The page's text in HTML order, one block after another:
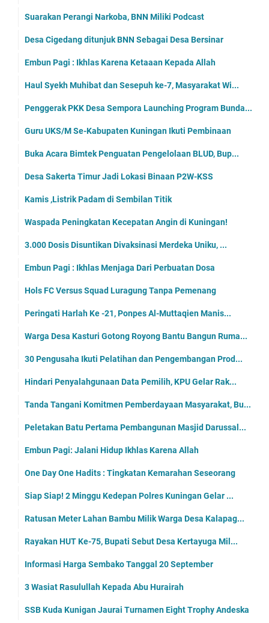
Suarakan Perangi Narkoba, BNN Miliki Podcast
Desa Cigedang ditunjuk BNN Sebagai Desa Bersinar
Embun Pagi : Ikhlas Karena Ketaaan Kepada Allah
Haul Syekh Muhibat dan Sesepuh ke-7, Masyarakat Wi...
Penggerak PKK Desa Sempora Launching Program Bunda...
Guru UKS/M Se-Kabupaten Kuningan Ikuti Pembinaan
Buka Acara Bimtek Penguatan Pengelolaan BLUD, Bup...
Desa Sakerta Timur Jadi Lokasi Binaan P2W-KSS
Kamis ,Listrik Padam di Sembilan Titik
Waspada Peningkatan Kecepatan Angin di Kuningan!
3.000 Dosis Disuntikan Divaksinasi Merdeka Uniku, ...
Embun Pagi : Ikhlas Menjaga Dari Perbuatan Dosa
Hols FC Versus Squad Luragung Tanpa Pemenang
Peringati Harlah Ke -21, Ponpes Al-Muttaqien Manis...
Warga Desa Kasturi Gotong Royong Bantu Bangun Ruma...
30 Pengusaha Ikuti Pelatihan dan Pengembangan Prod...
Hindari Penyalahgunaan Data Pemilih, KPU Gelar Rak...
Tanda Tangani Komitmen Pemberdayaan Masyarakat, Bu...
Peletakan Batu Pertama Pembangunan Masjid Darussal...
Embun Pagi: Jalani Hidup Ikhlas Karena Allah
One Day One Hadits : Tingkatan Kemarahan Seseorang
Siap Siap! 2 Minggu Kedepan Polres Kuningan Gelar ...
Ratusan Meter Lahan Bambu Milik Warga Desa Kalapag...
Rayakan HUT Ke-75, Bupati Sebut Desa Kertayuga Mil...
Informasi Harga Sembako Tanggal 20 September
3 Wasiat Rasulullah Kepada Abu Hurairah
SSB Kuda Kunigan Jaurai Turnamen Eight Trophy Andeska